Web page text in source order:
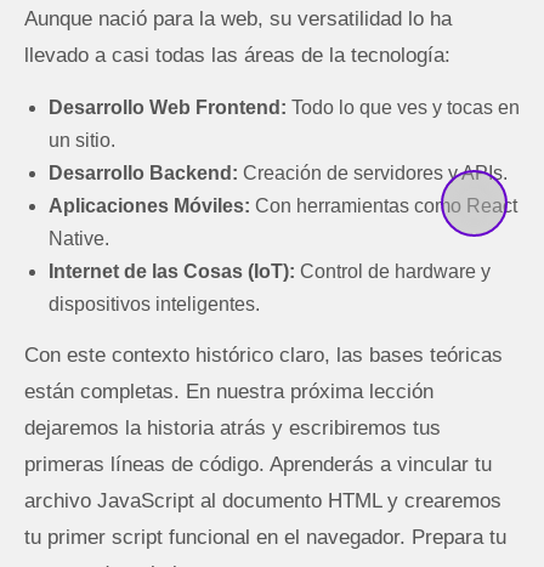
Aunque nació para la web, su versatilidad lo ha
llevado a casi todas las áreas de la tecnología:
Desarrollo Web Frontend: Todo lo que ves y tocas en
un sitio.
Desarrollo Backend: Creación de servidores y APIs.
Aplicaciones Móviles: Con herramientas como React
Native.
Internet de las Cosas (IoT): Control de hardware y
dispositivos inteligentes.
Con este contexto histórico claro, las bases teóricas
están completas. En nuestra próxima lección
dejaremos la historia atrás y escribiremos tus
primeras líneas de código. Aprenderás a vincular tu
archivo JavaScript al documento HTML y crearemos
tu primer script funcional en el navegador. Prepara tu